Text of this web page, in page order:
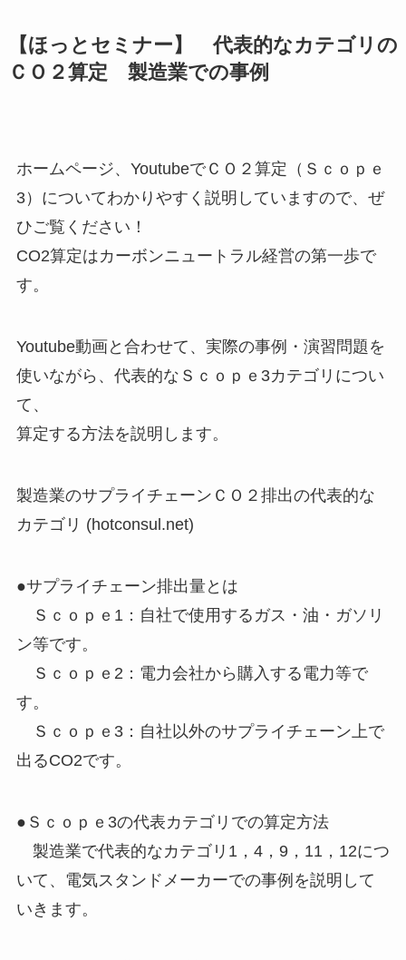
【ほっとセミナー】 代表的なカテゴリの
ＣＯ２算定 製造業での事例
ホームページ、YoutubeでＣＯ２算定（Ｓｃｏｐｅ
3）についてわかりやすく説明していますので、ぜ
ひご覧ください！
CO2算定はカーボンニュートラル経営の第一歩で
す。
Youtube動画と合わせて、実際の事例・演習問題を
使いながら、代表的なＳｃｏｐｅ3カテゴリについ
て、
算定する方法を説明します。
製造業のサプライチェーンＣＯ２排出の代表的な
カテゴリ (hotconsul.net)
●サプライチェーン排出量とは
Ｓｃｏｐｅ1：自社で使用するガス・油・ガソリ
ン等です。
Ｓｃｏｐｅ2：電力会社から購入する電力等で
す。
Ｓｃｏｐｅ3：自社以外のサプライチェーン上で
出るCO2です。
●Ｓｃｏｐｅ3の代表カテゴリでの算定方法
製造業で代表的なカテゴリ1，4，9，11，12につ
いて、電気スタンドメーカーでの事例を説明して
いきます。